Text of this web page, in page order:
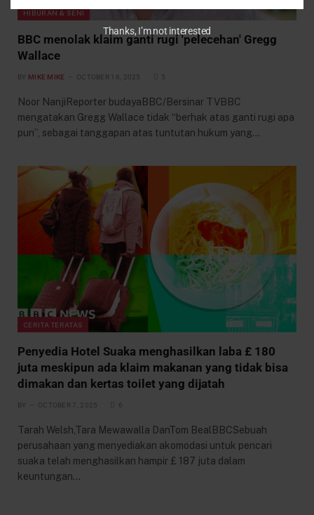
HIBURAN & SENI
BBC menolak klaim ganti rugi 'pelecehan' Gregg
Wallace
BY MIKE MIKE OCTOBER 16, 2025 5
Noor NanjiReporter budayaBBC/Bersinar TVBBC
mengatakan Gregg Wallace tidak “berhak atas ganti rugi apa
pun”, sebagai tanggapan atas tuntutan hukum yang…
CERITA TERATAS
Penyedia Hotel Suaka menghasilkan laba £ 180
juta meskipun ada klaim makanan yang tidak bisa
dimakan dan kertas toilet yang dijatah
BY OCTOBER 7, 2025 6
Tarah Welsh,Tara Mewawalla DanTom BealBBCSebuah
perusahaan yang menyediakan akomodasi untuk pencari
suaka telah menghasilkan hampir £ 187 juta dalam
keuntungan…
Thanks, I’m not interested